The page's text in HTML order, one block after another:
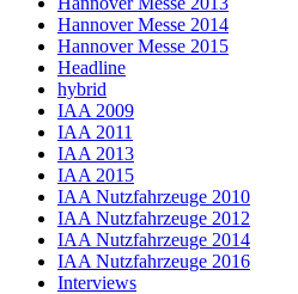
Hannover Messe 2014
Hannover Messe 2015
Headline
hybrid
IAA 2009
IAA 2011
IAA 2013
IAA 2015
IAA Nutzfahrzeuge 2010
IAA Nutzfahrzeuge 2012
IAA Nutzfahrzeuge 2014
IAA Nutzfahrzeuge 2016
Interviews